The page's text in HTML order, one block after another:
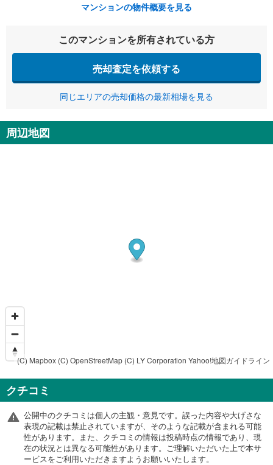
マンションの物件概要を見る
このマンションを所有されている方
売却査定を依頼する
同じエリアの売却価格の最新相場を見る
周辺地図
(C) Mapbox (C) OpenStreetMap (C) LY Corporation Yahoo!地図ガイドライン
クチコミ
公開中のクチコミは個人の主観・意見です。誤った内容や大げさな
表現の記載は禁止されていますが、そのような記載が含まれる可能
性があります。また、クチコミの情報は投稿時点の情報であり、現
在の状況とは異なる可能性があります。ご理解いただいた上で本サ
ービスをご利用いただきますようお願いいたします。